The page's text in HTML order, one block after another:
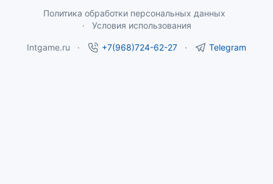
Политика обработки персональных данных
Условия использования
Intgame.ru +7(968)724-62-27 Telegram